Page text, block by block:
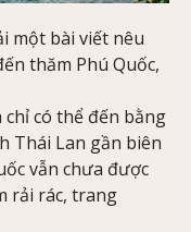
một bài viết nêu
thăm Phú Quốc,
có thể đến bằng
Thái Lan gần biên
vẫn chưa được
rải rác, trang